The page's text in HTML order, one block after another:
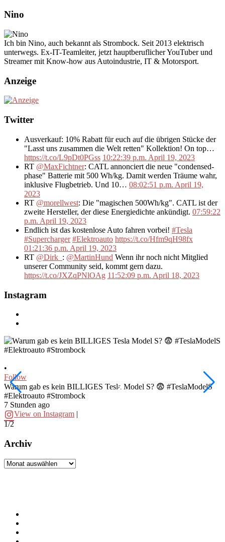
Nino
Ich bin Nino, auch bekannt als Strombock. Seit 2013 elektrisch
unterwegs. Ex-IT-Teamleiter, jetzt hauptberuflicher YouTuber und
Streamer mit Know-how aus Autoindustrie, IT & Motorsport.
Anzeige
Twitter
Ausverkauf: 10% Rabatt für euch auf die übrigen Stücke der
"Lasst uns zusammen die Welt retten" Kollektion! On top…
https://t.co/L9pDt0PGss 10:22:39 p.m. April 19, 2023
RT @MaxFichtner: CATL annonciert die neue "condensed-
phase" Batterie mit 500 Wh/kg. Damit werden Träume wahr,
inklusive Flugbetrieb. Und 10… 08:02:51 p.m. April 19,
2023
RT @morellwest: Die "magischen 500Wh/kg". CATL ist der
zweite Hersteller, der diese Energiedichte ankündigt. 07:59:22
p.m. April 19, 2023
Endlich ist das kostenlose Auto fahren vorbei! #Tesla
#Supercharger #Elektroauto https://t.co/Hfm9qH98fx
01:21:36 p.m. April 19, 2023
RT @Dirk_ : @MartinHund Wenn ihr noch nicht Mitglied
unserer Community seid, kommt gern dazu.
https://t.co/JXZqPNlOAg 11:52:09 p.m. April 18, 2023
Instagram
•
Follow
Warum gab es kein BILLIGES Tesla Model S? 😨 #TeslaModelS
#Elektroauto #Strombock
7 Stunden ago
View on Instagram |
1/2
Archiv
Archiv